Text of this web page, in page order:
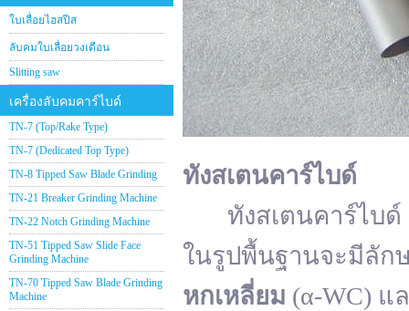
ใบเลื่อยไฮสปีส
ลับคมใบเลื่อยวงเดือน
Slitting saw
เครื่องลับคมคาร์ไบด์
TN-7 (Top/Rake Type)
TN-7 (Dedicated Top Type)
TN-8 Tipped Saw Blade Grinding
TN-21 Breaker Grinding Machine
TN-22 Notch Grinding Machine
TN-51 Tipped Saw Slide Face
Grinding Machine
TN-70 Tipped Saw Blade Grinding
Machine
ทังสเตนคาร์ไบด์
ทังสเตนคาร์ไบด์ (
ในรูปพื้นฐานจะมีลัก
หกเหลี่ยม (α-WC) แ